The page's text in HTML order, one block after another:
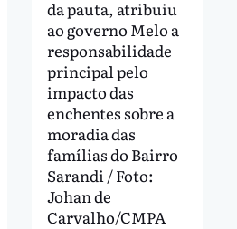
da pauta, atribuiu
ao governo Melo a
responsabilidade
principal pelo
impacto das
enchentes sobre a
moradia das
famílias do Bairro
Sarandi / Foto:
Johan de
Carvalho/CMPA